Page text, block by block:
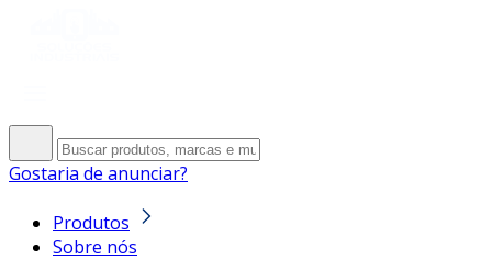
Gostaria de anunciar?
Produtos
Sobre nós